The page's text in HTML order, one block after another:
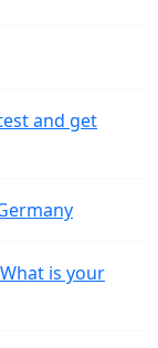
and get
is your